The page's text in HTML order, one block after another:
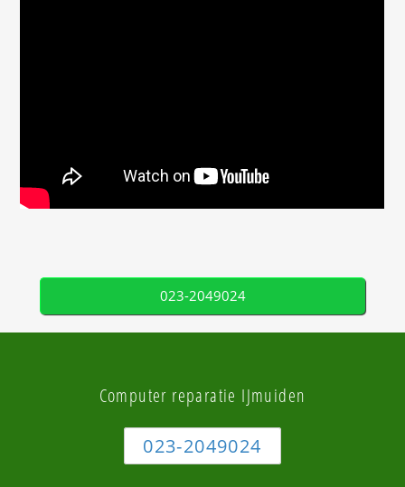
023-2049024
Computer reparatie IJmuiden
023-2049024